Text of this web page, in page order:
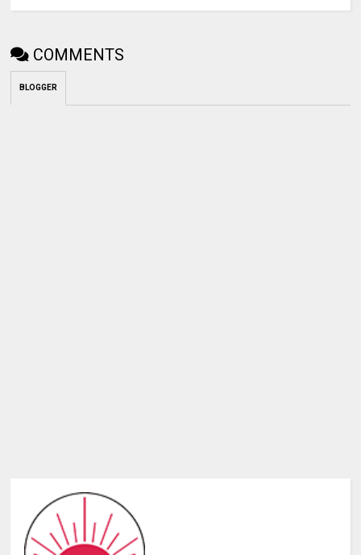
COMMENTS
BLOGGER